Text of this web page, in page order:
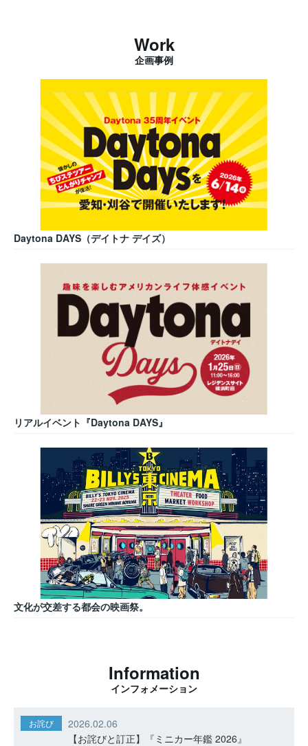
Work
企画事例
Daytona DAYS（デイトナ デイズ）
リアルイベント『Daytona DAYS』
文化が交差する都会の映画祭。
Information
インフォメーション
お詫び
2026.02.06
【お詫びと訂正】『ミニカー年鑑 2026』